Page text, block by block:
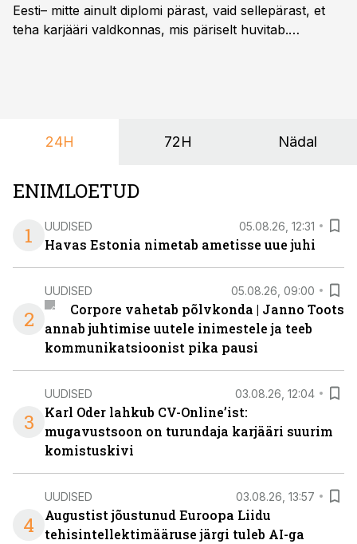
Eesti– mitte ainult diplomi pärast, vaid sellepärast, et
teha karjääri valdkonnas, mis päriselt huvitab.
24H 72H Nädal
ENIMLOETUD
1
UUDISED 05.08.26, 12:31
Havas Estonia nimetab ametisse uue juhi
2
UUDISED 05.08.26, 09:00
Corpore vahetab põlvkonda | Janno Toots
annab juhtimise uutele inimestele ja teeb
kommunikatsioonist pika pausi
3
UUDISED 03.08.26, 12:04
Karl Oder lahkub CV-Online’ist:
mugavustsoon on turundaja karjääri suurim
komistuskivi
4
UUDISED 03.08.26, 13:57
Augustist jõustunud Euroopa Liidu
tehisintellektimääruse järgi tuleb AI-ga